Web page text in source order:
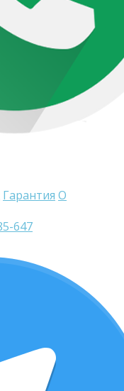
Гарантия О
647